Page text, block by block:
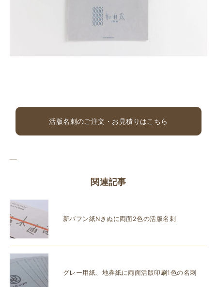
活版名刺のご注文・お見積りはこちら
関連記事
新バフン紙Nきぬに両面2色の活版名刺
グレー用紙、地券紙に両面活版印刷1色の名刺